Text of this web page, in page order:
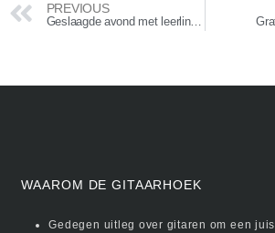
PREVIOUS
Geslaagde avond met leerlingen
WAAROM DE GITAARHOEK
Gedegen uitleg over gitaren om een